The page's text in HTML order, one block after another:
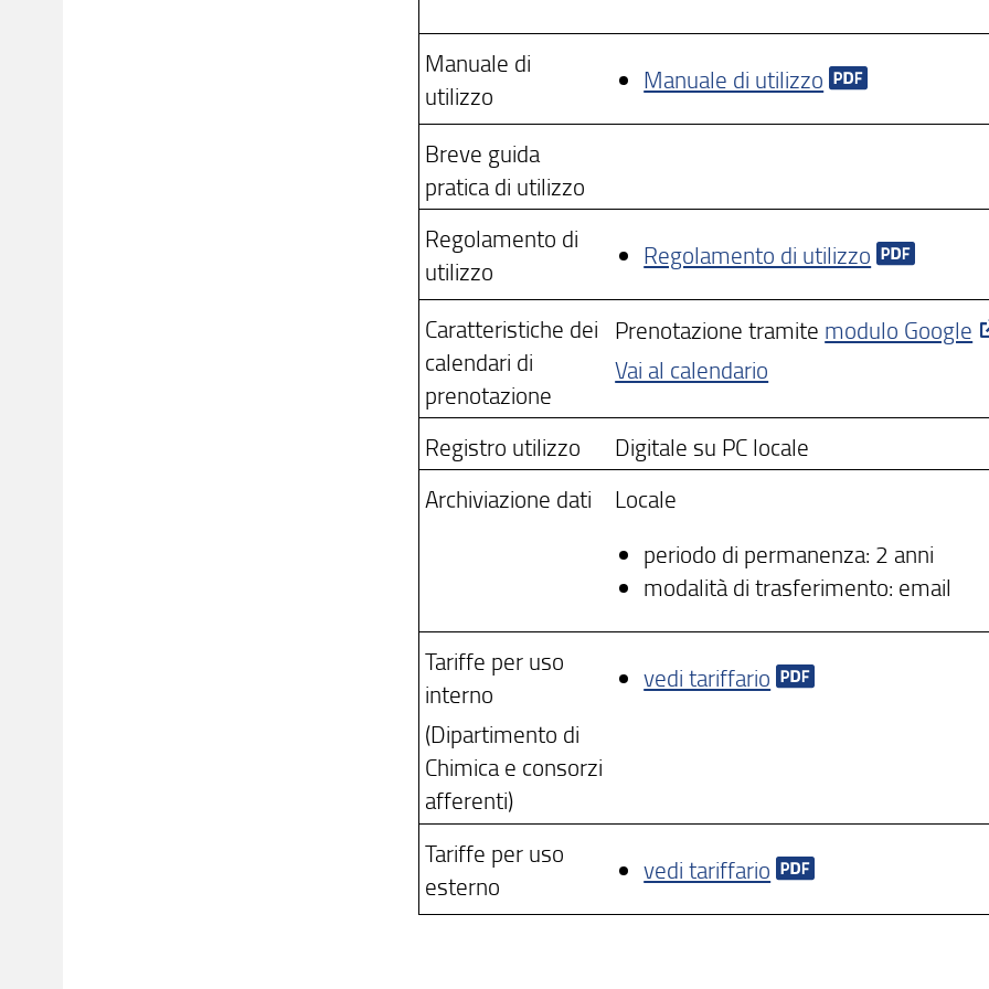
Manuale di
utilizzo
Manuale di utilizzo
Breve guida
pratica di utilizzo
Regolamento di
utilizzo
Regolamento di utilizzo
Caratteristiche dei
calendari di
prenotazione
Prenotazione tramite modulo Google
Vai al calendario
Registro utilizzo
Digitale su PC locale
Archiviazione dati
Locale
periodo di permanenza: 2 anni
modalità di trasferimento: email
Tariffe per uso
interno
(Dipartimento di
Chimica e consorzi
afferenti)
vedi tariffario
Tariffe per uso
esterno
vedi tariffario